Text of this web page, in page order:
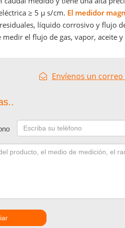
≥ 5 μs/cm. El medidor
líquido corrosivo y flujo
el flujo de gas, vapor, aceite y
Envíenos un